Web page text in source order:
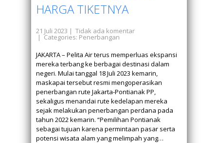
HARGA TIKETNYA
21 Juli 2023 | Tidak ada komentar
| Categories: Penerbangan
JAKARTA – Pelita Air terus memperluas ekspansi
mereka terbang ke berbagai destinasi dalam
negeri. Mulai tanggal 18 Juli 2023 kemarin,
maskapai tersebut resmi mengoperasikan
penerbangan rute Jakarta-Pontianak PP,
sekaligus menandai rute kedelapan mereka
sejak melakukan penerbangan perdana pada
tahun 2022 kemarin. “Pemilihan Pontianak
sebagai tujuan karena permintaan pasar serta
potensi wisata alam yang melimpah yang…